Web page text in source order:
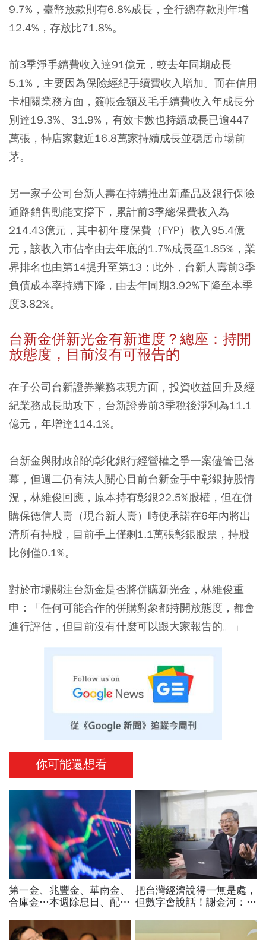
9.7%，臺幣放款則有6.8%成長，全行總存款則年增
12.4%，存放比71.8%。
前3季淨手續費收入達91億元，較去年同期成長
5.1%，主要因為保險經紀手續費收入增加。而在信用
卡相關業務方面，簽帳金額及毛手續費收入年成長分
別達19.3%、31.9%，有效卡數也持續成長已逾447
萬張，特店家數近16.8萬家持續成長並穩居市場前
茅。
另一家子公司台新人壽在持續推出新產品及銀行保險
通路銷售動能支撐下，累計前3季總保費收入為
214.43億元，其中初年度保費（FYP）收入95.4億
元，該收入市佔率由去年底的1.7%成長至1.85%，業
界排名也由第14提升至第13；此外，台新人壽前3季
負債成本率持續下降，由去年同期3.92%下降至本季
度3.82%。
台新金併新光金有新進度？總座：持開
放態度，目前沒有可報告的
在子公司台新證券業務表現方面，投資收益回升及經
紀業務成長助攻下，台新證券前3季稅後淨利為11.1
億元，年增達114.1%。
台新金與財政部的彰化銀行經營權之爭一案儘管已落
幕，但週二仍有法人關心目前台新金手中彰銀持股情
況，林維俊回應，原本持有彰銀22.5%股權，但在併
購保德信人壽（現台新人壽）時便承諾在6年內將出
清所有持股，目前手上僅剩1.1萬張彰銀股票，持股
比例僅0.1%。
對於市場關注台新金是否將併購新光金，林維俊重
申：「任何可能合作的併購對象都持開放態度，都會
進行評估，但目前沒有什麼可以跟大家報告的。」
你可能還想看
第一金、兆豐金、華南金、
合庫金…本週除息日、配息
高：它3.66%穩穩賺
把台灣經濟說得一無是處，
但數字會說話！謝金河：中